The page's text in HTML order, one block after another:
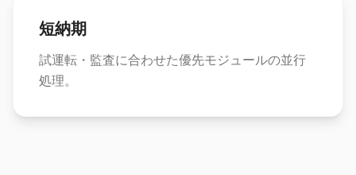
短納期
試運転・監査に合わせた優先モジュールの並行
処理。